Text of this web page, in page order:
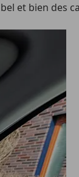
et bien des